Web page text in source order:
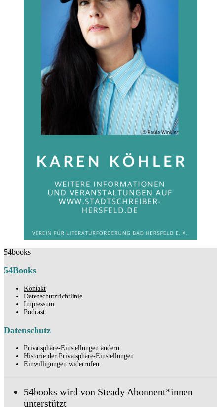
54books
54Books
Kontakt
Datenschutzrichtlinie
Impressum
Podcast
Datenschutz
Privatsphäre-Einstellungen ändern
Historie der Privatsphäre-Einstellungen
Einwilligungen widerrufen
54books wird von Steady Abonnent*innen
unterstützt